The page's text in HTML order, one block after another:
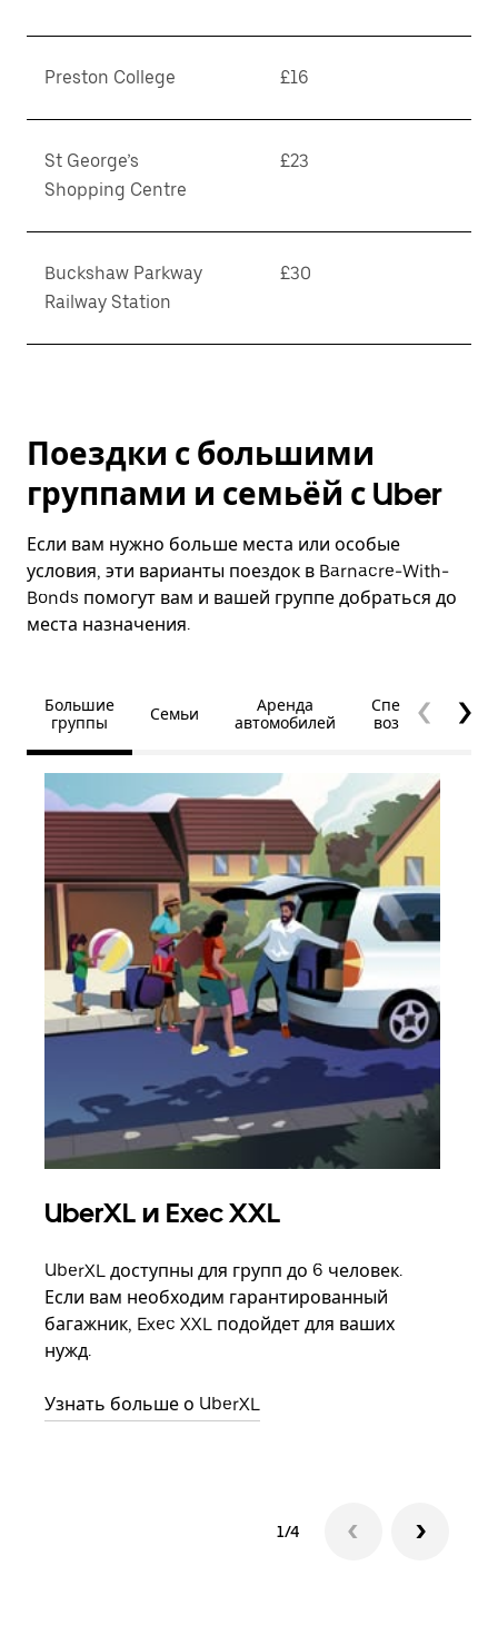
Preston College £16
St George’s
Shopping Centre
£23
Buckshaw Parkway
Railway Station
£30
Поездки с большими
группами и семьёй с Uber
Если вам нужно больше места или особые
условия, эти варианты поездок в Barnacre-With-
Bonds помогут вам и вашей группе добраться до
места назначения.
Большие
группы
Семьи
Аренда
автомобилей
Специальные
возможности
UberXL и Exec XXL
UberXL доступны для групп до 6 человек.
Если вам необходим гарантированный
багажник, Exec XXL подойдет для ваших
нужд.
Узнать больше о UberXL
1/4